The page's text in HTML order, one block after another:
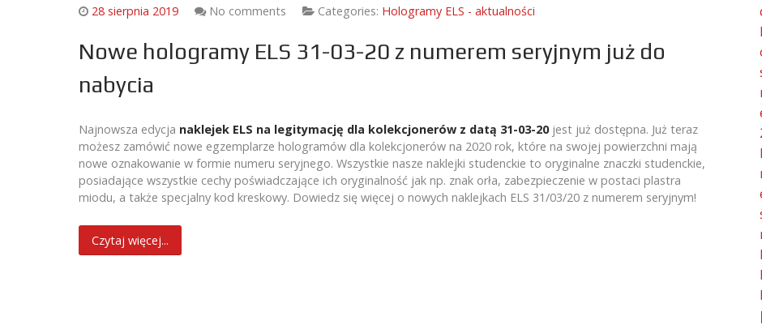
28 sierpnia 2019 No comments Categories: Hologramy ELS - aktualności
Nowe hologramy ELS 31-03-20 z numerem seryjnym już do
nabycia
Najnowsza edycja naklejek ELS na legitymację dla kolekcjonerów z datą 31-03-20 jest już dostępna. Już teraz
możesz zamówić nowe egzemplarze hologramów dla kolekcjonerów na 2020 rok, które na swojej powierzchni mają
nowe oznakowanie w formie numeru seryjnego. Wszystkie nasze naklejki studenckie to oryginalne znaczki studenckie,
posiadające wszystkie cechy poświadczające ich oryginalność jak np. znak orła, zabezpieczenie w postaci plastra
miodu, a także specjalny kod kreskowy. Dowiedz się więcej o nowych naklejkach ELS 31/03/20 z numerem seryjnym!
Czytaj więcej...